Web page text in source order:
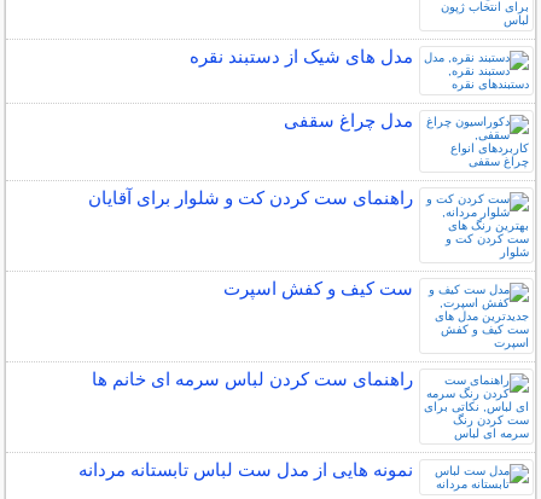
مدل های شیک از دستبند نقره
مدل چراغ سقفی
راهنمای ست کردن کت و شلوار برای آقایان
ست کیف و کفش اسپرت
راهنمای ست کردن لباس سرمه ای خانم ها
نمونه هایی از مدل ست لباس تابستانه مردانه